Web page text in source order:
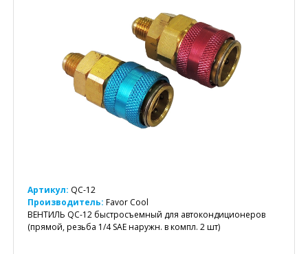
Артикул: QC-12
Производитель: Favor Cool
ВЕНТИЛЬ QC-12 быстросъемный для автокондиционеров
(прямой, резьба 1/4 SAE наружн. в компл. 2 шт)